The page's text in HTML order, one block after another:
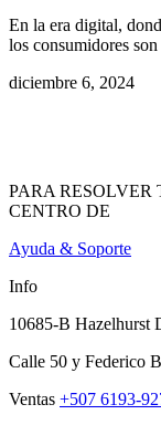
En la era digital,
los consumidores
diciembre 6, 2024
PARA RESOLVER
CENTRO DE
Ayuda & Soporte
Info
10685-B Hazelhurst
Calle 50 y Federico
Ventas +507 6193-